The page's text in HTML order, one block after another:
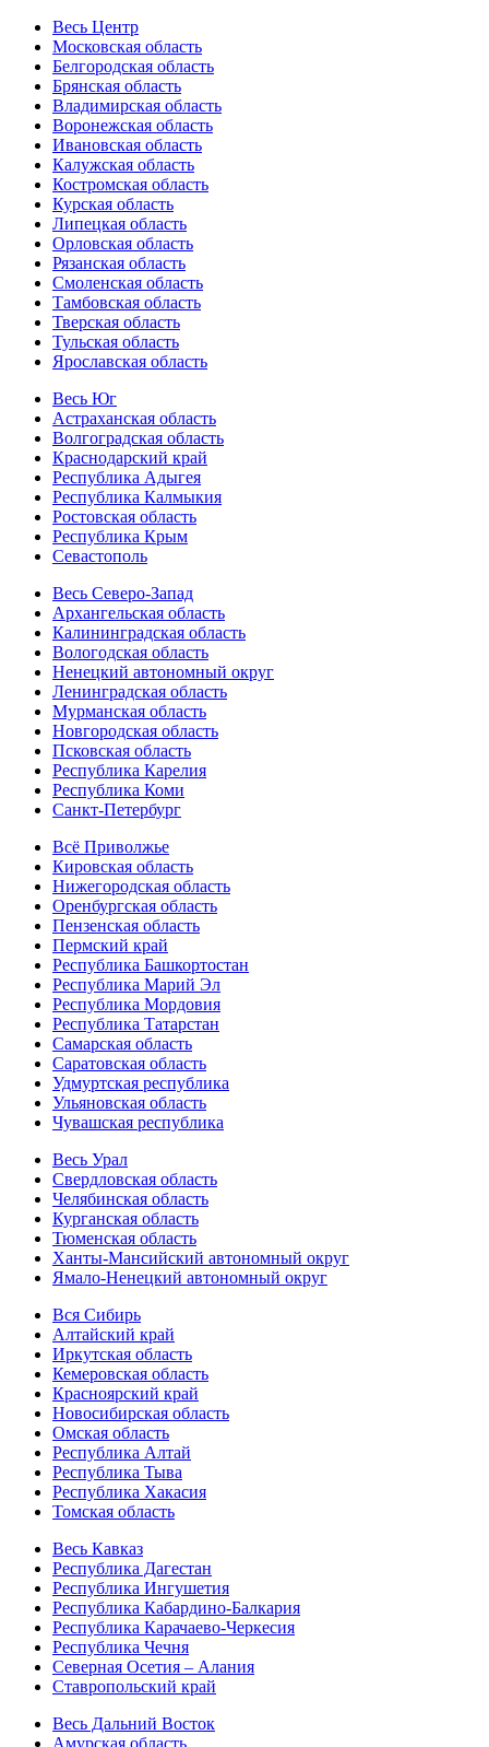
Весь Центр
Московская область
Белгородская область
Брянская область
Владимирская область
Воронежская область
Ивановская область
Калужская область
Костромская область
Курская область
Липецкая область
Орловская область
Рязанская область
Смоленская область
Тамбовская область
Тверская область
Тульская область
Ярославская область
Весь Юг
Астраханская область
Волгоградская область
Краснодарский край
Республика Адыгея
Республика Калмыкия
Ростовская область
Республика Крым
Севастополь
Весь Северо-Запад
Архангельская область
Калининградская область
Вологодская область
Ненецкий автономный округ
Ленинградская область
Мурманская область
Новгородская область
Псковская область
Республика Карелия
Республика Коми
Санкт-Петербург
Всё Приволжье
Кировская область
Нижегородская область
Оренбургская область
Пензенская область
Пермский край
Республика Башкортостан
Республика Марий Эл
Республика Мордовия
Республика Татарстан
Самарская область
Саратовская область
Удмуртская республика
Ульяновская область
Чувашская республика
Весь Урал
Свердловская область
Челябинская область
Курганская область
Тюменская область
Ханты-Мансийский автономный округ
Ямало-Ненецкий автономный округ
Вся Сибирь
Алтайский край
Иркутская область
Кемеровская область
Красноярский край
Новосибирская область
Омская область
Республика Алтай
Республика Тыва
Республика Хакасия
Томская область
Весь Кавказ
Республика Дагестан
Республика Ингушетия
Республика Кабардино-Балкария
Республика Карачаево-Черкесия
Республика Чечня
Северная Осетия – Алания
Ставропольский край
Весь Дальний Восток
Амурская область